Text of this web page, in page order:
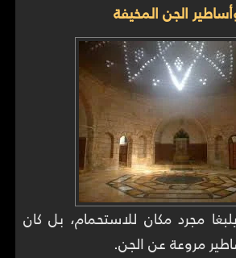
الجن المخيفة
مجرد مكان للاستحمام، بل كان
مروعة عن الجن.